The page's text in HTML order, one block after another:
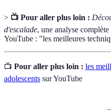
> 📺 Pour aller plus loin :
d'escalade, une analyse
YouTube : "les meilleures
📺 Pour aller plus loin : les
adolescents sur YouTube